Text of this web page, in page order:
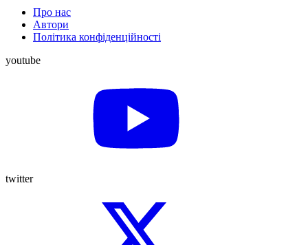
Про нас
Автори
Політика конфіденційності
youtube
twitter